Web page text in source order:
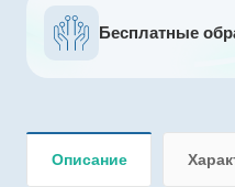
Бесплатные
Описание